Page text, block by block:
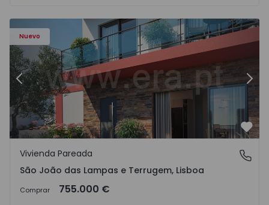
Nuevo
Anterior
São João das Lampas e Terrugem, Lisboa
Vivienda Pareada
São João das Lampas e Terrugem, Lisboa
Comprar 755.000 €